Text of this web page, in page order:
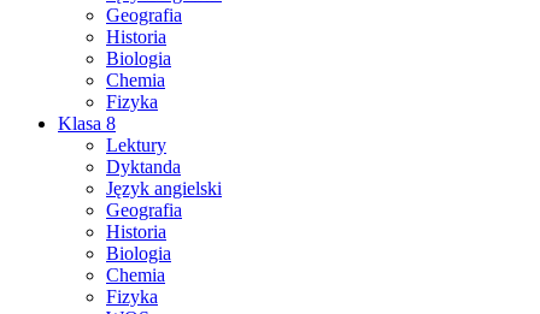
Geografia
Historia
Biologia
Chemia
Fizyka
Klasa 8
Lektury
Dyktanda
Język angielski
Geografia
Historia
Biologia
Chemia
Fizyka